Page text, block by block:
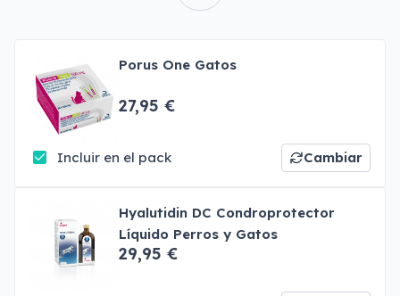
Porus One Gatos
27,95 €
Incluir en el pack Cambiar
Hyalutidin DC Condroprotector
Líquido Perros y Gatos
29,95 €